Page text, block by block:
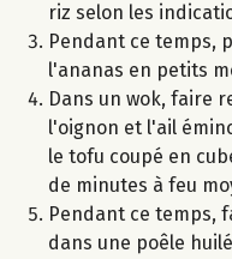
riz selon les
Pendant ce temps,
l'ananas en petits
Dans un wok, faire
l'oignon et l'ail
le tofu coupé en
de minutes à feu
Pendant ce temps,
dans une poêle